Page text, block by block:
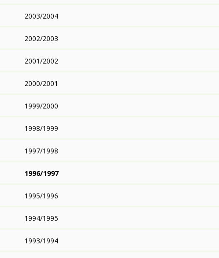
2003/2004
2002/2003
2001/2002
2000/2001
1999/2000
1998/1999
1997/1998
1996/1997
1995/1996
1994/1995
1993/1994